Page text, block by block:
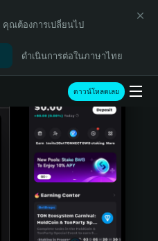
คุณต้องการเปลี่ยนไป
ดำเนินการต่อในภาษาไทย
ดาวน์โหลดเลย